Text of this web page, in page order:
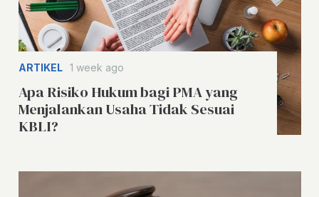
ARTIKEL 1 week ago
Apa Risiko Hukum bagi PMA yang
Menjalankan Usaha Tidak Sesuai
KBLI?